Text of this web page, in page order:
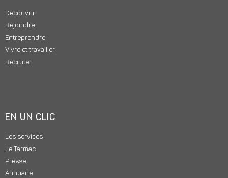
Découvrir
Rejoindre
Entreprendre
Vivre et travailler
Recruter
EN UN CLIC
Les services
Le Tarmac
Presse
Annuaire